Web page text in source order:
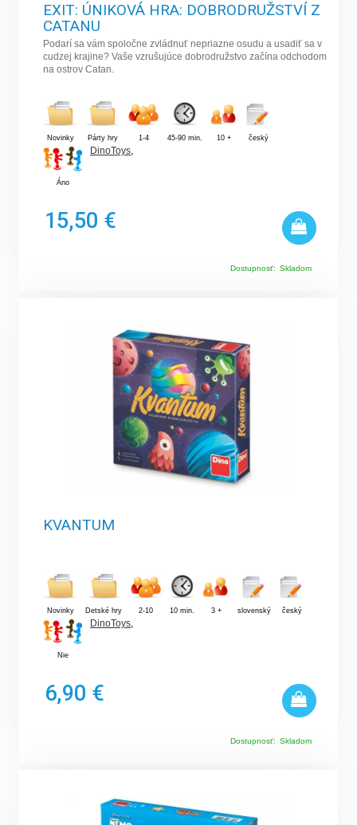
EXIT: ÚNIKOVÁ HRA: DOBRODRUŽSTVÍ Z
CATANU
Podarí sa vám spoločne zvládnuť nepriazne osudu a usadiť sa v
cudzej krajine? Vaše vzrušujúce dobrodružstvo začína odchodom
na ostrov Catan.
Novinky Párty hry 1-4 45-90 min. 10 + český
Áno
DinoToys,
15,50 €
Dostupnosť: Skladom
KVANTUM
Novinky Detské hry 2-10 10 min. 3 + slovenský český
Nie
DinoToys
6,90 €
Dostupnosť: Skladom